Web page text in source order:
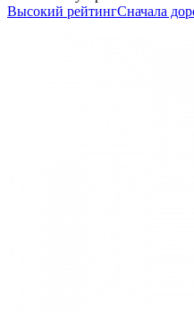
Высокий рейтингСначала